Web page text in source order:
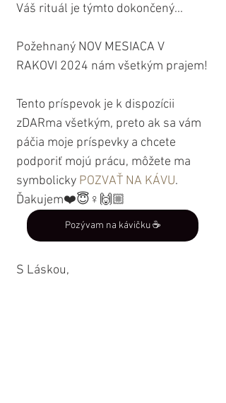
Váš rituál je týmto dokončený...
Požehnaný NOV MESIACA V
RAKOVI 2024 nám všetkým prajem!
Tento príspevok je k dispozícii
zDARma všetkým, preto ak sa vám
páčia moje príspevky a chcete
podporiť mojú prácu, môžete ma
symbolicky POZVAŤ NA KÁVU.
Ďakujem❤️😇♀🙌🏼
Pozývam na kávičku ☕️
S Láskou,